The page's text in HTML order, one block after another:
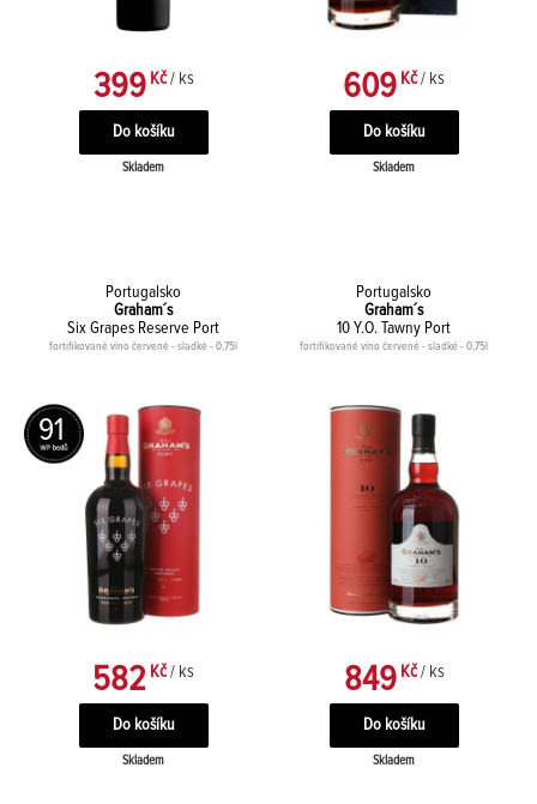
399Kč / ks
Skladem
609 Kč / ks
Skladem
Portugalsko
Graham´s
Six Grapes Reserve Port
fortifikované víno červené - sladké - 0,75l
91
582 Kč / ks
Skladem
Portugalsko
Graham´s
10 Y.O. Tawny Port
fortifikované víno červené - sladké - 0,75l
849Kč / ks
Skladem